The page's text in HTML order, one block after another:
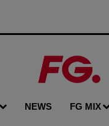
NEWS FG MIX